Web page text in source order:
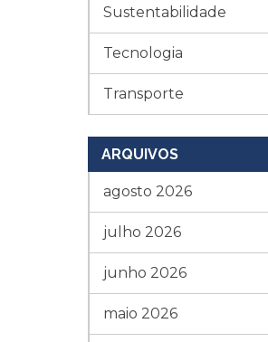
Sustentabilidade
Tecnologia
Transporte
ARQUIVOS
agosto 2026
julho 2026
junho 2026
maio 2026